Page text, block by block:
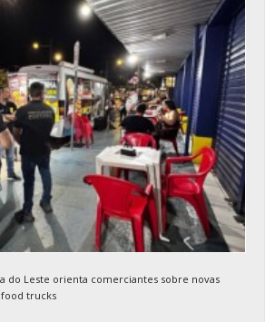
do Leste orienta comerciantes sobre novas
trucks